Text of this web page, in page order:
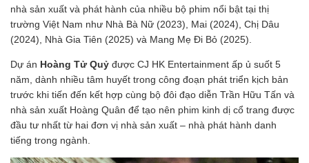
nhà sản xuất và phát hành của nhiều bộ phim nổi bật tại thị
trường Việt Nam như Nhà Bà Nữ (2023), Mai (2024), Chị Dâu
(2024), Nhà Gia Tiên (2025) và Mang Mẹ Đi Bỏ (2025).
Dự án Hoàng Tử Quỷ được CJ HK Entertainment ấp ủ suốt 5
năm, dành nhiều tâm huyết trong công đoạn phát triển kịch bản
trước khi tiến đến kết hợp cùng bộ đôi đạo diễn Trần Hữu Tấn và
nhà sản xuất Hoàng Quân để tạo nên phim kinh dị cổ trang được
đầu tư nhất từ hai đơn vị nhà sản xuất – nhà phát hành danh
tiếng trong ngành.